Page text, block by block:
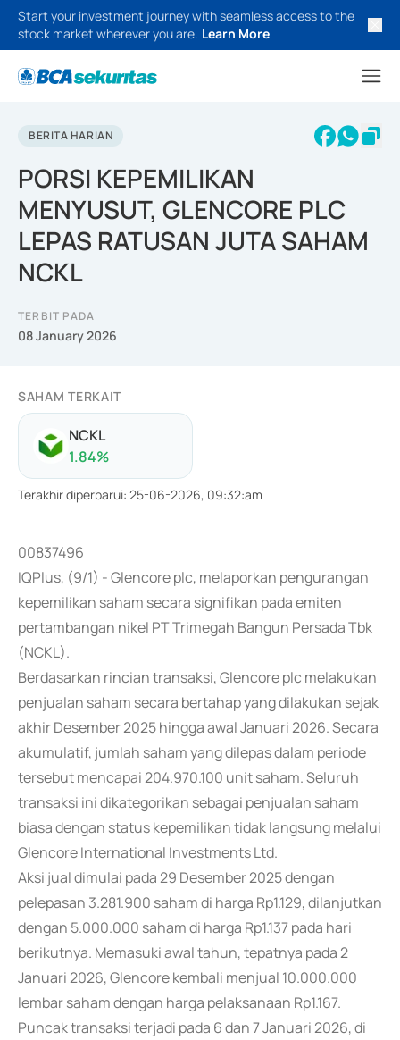
Start your investment journey with seamless access to the
stock market wherever you are. Learn More
BERITA HARIAN
PORSI KEPEMILIKAN
MENYUSUT, GLENCORE PLC
LEPAS RATUSAN JUTA SAHAM
NCKL
TERBIT PADA
08 January 2026
SAHAM TERKAIT
NCKL
1.84%
Terakhir diperbarui: 25-06-2026, 09:32:am
00837496
IQPlus, (9/1) - Glencore plc, melaporkan pengurangan
kepemilikan saham secara signifikan pada emiten
pertambangan nikel PT Trimegah Bangun Persada Tbk
(NCKL).
Berdasarkan rincian transaksi, Glencore plc melakukan
penjualan saham secara bertahap yang dilakukan sejak
akhir Desember 2025 hingga awal Januari 2026. Secara
akumulatif, jumlah saham yang dilepas dalam periode
tersebut mencapai 204.970.100 unit saham. Seluruh
transaksi ini dikategorikan sebagai penjualan saham
biasa dengan status kepemilikan tidak langsung melalui
Glencore International Investments Ltd.
Aksi jual dimulai pada 29 Desember 2025 dengan
pelepasan 3.281.900 saham di harga Rp1.129, dilanjutkan
dengan 5.000.000 saham di harga Rp1.137 pada hari
berikutnya. Memasuki awal tahun, tepatnya pada 2
Januari 2026, Glencore kembali menjual 10.000.000
lembar saham dengan harga pelaksanaan Rp1.167.
Puncak transaksi terjadi pada 6 dan 7 Januari 2026, di